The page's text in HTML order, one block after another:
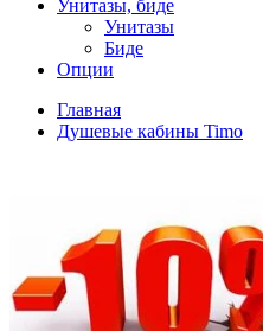
Унитазы, биде
Унитазы
Биде
Опции
Главная
Душевые кабины Timo